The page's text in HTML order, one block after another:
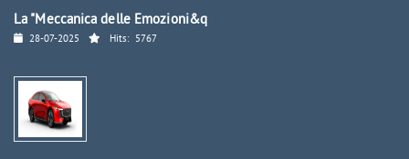
La "Meccanica delle Emozioni&q
28-07-2025 Hits: 5767